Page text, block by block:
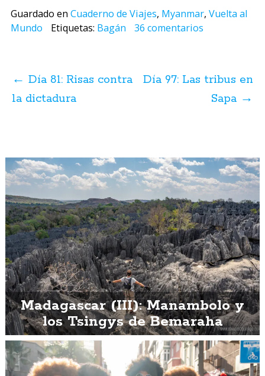
Guardado en Cuaderno de Viajes, Myanmar, Vuelta al
Mundo
Etiquetas: Bagán 36 comentarios
← Día 81: Risas contra
la dictadura
Día 97: Las tribus en
Sapa →
Madagascar (III): Manambolo y
los Tsingys de Bemaraha